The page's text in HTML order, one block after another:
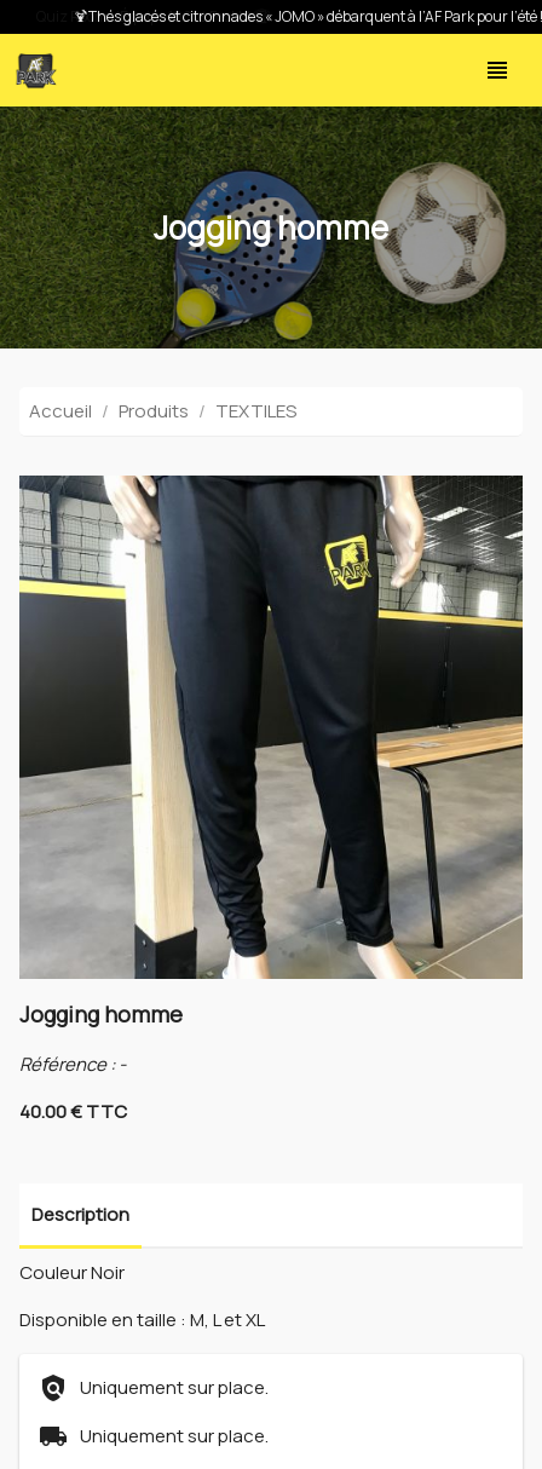
🍹Thés glacés et citronnades « JOMO » débarquent à l’AF Park pour l’été !
view_headline
Jogging homme
Accueil Produits TEXTILES
Jogging homme
Référence :-
40.00 € TTC
Description
Couleur Noir
Disponible en taille : M, L et XL
policy Uniquement sur place.
local_shipping Uniquement sur place.